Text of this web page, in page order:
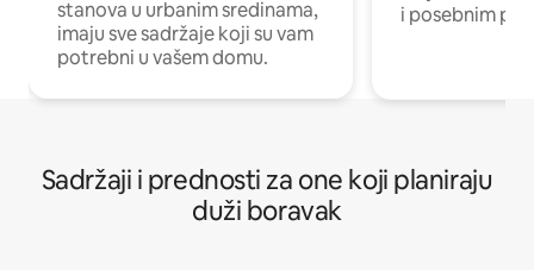
stanova u urbanim sredinama,
imaju sve sadržaje koji su vam
potrebni u vašem domu.
i posebnim
Sadržaji i prednosti za one koji planiraju
duži boravak